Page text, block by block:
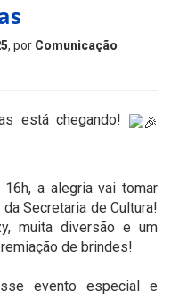
, por Comunicação
está chegando!
a alegria vai tomar
Secretaria de Cultura!
muita diversão e um
de brindes!
evento especial e